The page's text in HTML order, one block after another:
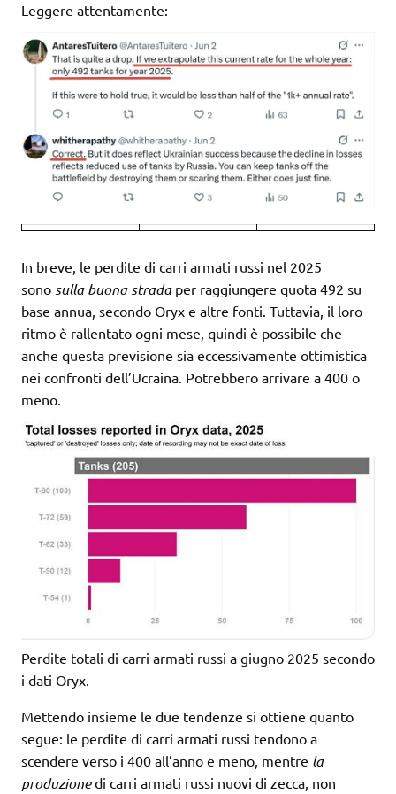
Leggere attentamente:
In breve, le perdite di carri armati russi nel 2025
sono sulla buona strada per raggiungere quota 492 su
base annua, secondo Oryx e altre fonti. Tuttavia, il loro
ritmo è rallentato ogni mese, quindi è possibile che
anche questa previsione sia eccessivamente ottimistica
nei confronti dell’Ucraina. Potrebbero arrivare a 400 o
meno.
Perdite totali di carri armati russi a giugno 2025 secondo
i dati Oryx.
Mettendo insieme le due tendenze si ottiene quanto
segue: le perdite di carri armati russi tendono a
scendere verso i 400 all’anno e meno, mentre la
produzionedi carri armati russi nuovi di zecca, non